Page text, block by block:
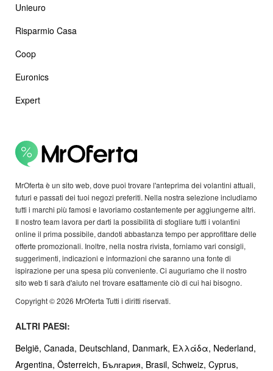
MrOferta è un sito web, dove puoi trovare l'anteprima dei volantini attuali,
futuri e passati dei tuoi negozi preferiti. Nella nostra selezione includiamo
tutti i marchi più famosi e lavoriamo costantemente per aggiungerne altri.
Il nostro team lavora per darti la possibilità di sfogliare tutti i volantini
online il prima possibile, dandoti abbastanza tempo per approfittare delle
offerte promozionali. Inoltre, nella nostra rivista, forniamo vari consigli,
suggerimenti, indicazioni e informazioni che saranno una fonte di
ispirazione per una spesa più conveniente. Ci auguriamo che il nostro
sito web ti sarà d'aiuto nel trovare esattamente ciò di cui hai bisogno.
Copyright © 2026 MrOferta Tutti i diritti riservati.
Unieuro
Risparmio Casa
Coop
Euronics
Expert
ALTRI PAESI:
België, Canada, Deutschland, Danmark, Ελλάδα, Nederland,
Argentina, Österreich, България, Brasil, Schweiz, Cyprus,